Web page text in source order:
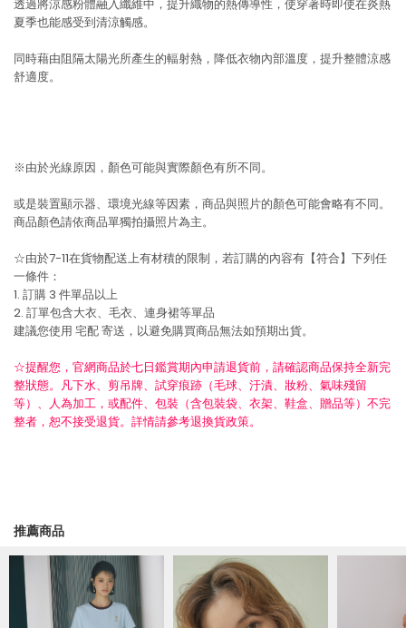
透過將涼感粉體融入纖維中，提升織物的熱傳導性，使穿著時即使在炎熱
夏季也能感受到清涼觸感。
同時藉由阻隔太陽光所產生的輻射熱，降低衣物內部溫度，提升整體涼感
舒適度。
※由於光線原因，顏色可能與實際顏色有所不同。
或是裝置顯示器、環境光線等因素，商品與照片的顏色可能會略有不同。
商品顏色請依商品單獨拍攝照片為主。
☆由於7-11在貨物配送上有材積的限制，若訂購的內容有【符合】下列任
一條件：
1. 訂購 3 件單品以上
2. 訂單包含大衣、毛衣、連身裙等單品
建議您使用 宅配寄送，以避免購買商品無法如預期出貨。
☆提醒您，官網商品於七日鑑賞期內申請退貨前，請確認商品保持全新完
整狀態。凡下水、剪吊牌、試穿痕跡（毛球、汙漬、妝粉、氣味殘留
等）、人為加工，或配件、包裝（含包裝袋、衣架、鞋盒、贈品等）不完
整者，恕不接受退貨。詳情請參考退換貨政策。
推薦商品